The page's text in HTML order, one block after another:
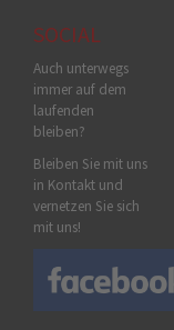
SOCIAL
Auch unterwegs
immer auf dem
laufenden
bleiben?
Bleiben Sie mit uns
in Kontakt und
vernetzen Sie sich
mit uns!